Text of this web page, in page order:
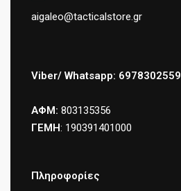
aigaleo@tacticalstore.gr
Viber/ Whatsapp: 6978302559
ΑΦΜ: 803135356
ΓΕΜΗ: 190391401000
Πληροφορίες